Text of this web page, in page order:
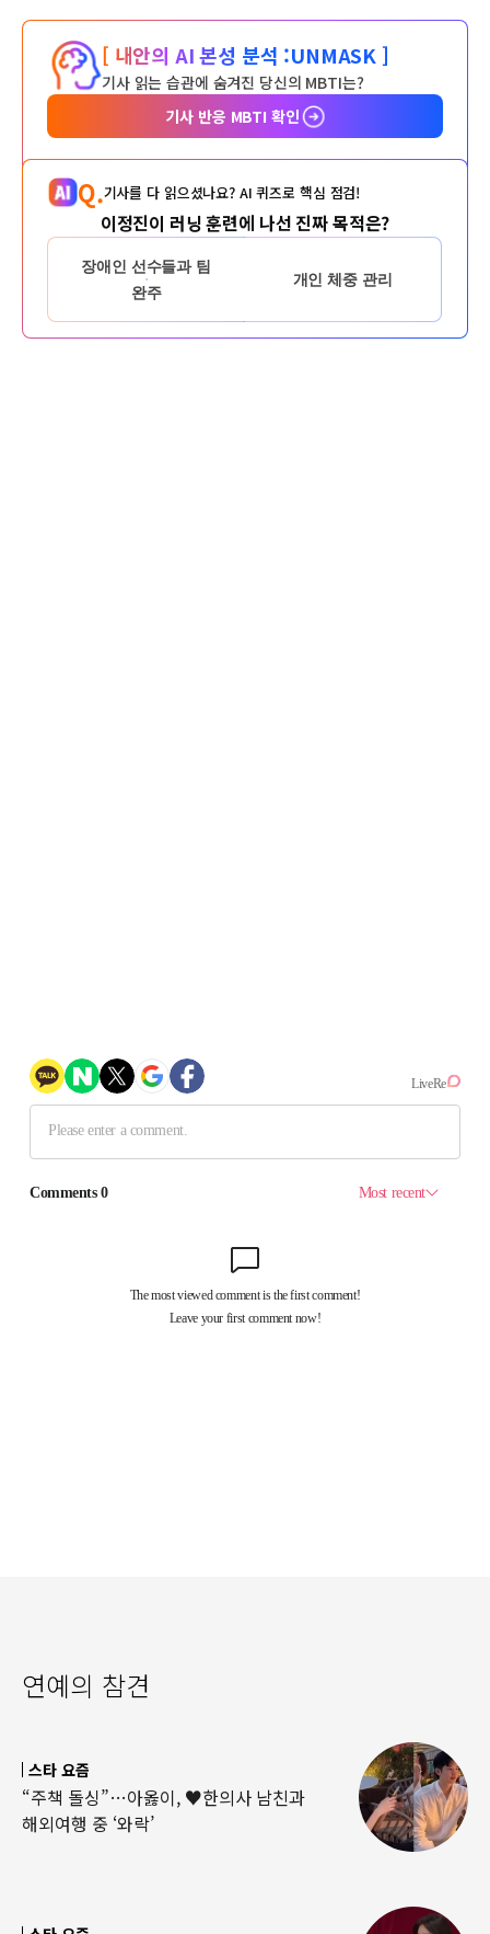
[ 내안의 AI 본성 분석 :UNMASK ]
기사 읽는 습관에 숨겨진 당신의 MBTI는?
기사 반응 MBTI 확인
Q.기사를 다 읽으셨나요? AI 퀴즈로 핵심 점검!
이정진이 러닝 훈련에 나선 진짜 목적은?
장애인 선수들과 팀
완주
개인 체중 관리
연예의 참견
스타 요즘
“주책 돌싱”…아옳이, ♥한의사 남친과
해외여행 중 ‘와락’